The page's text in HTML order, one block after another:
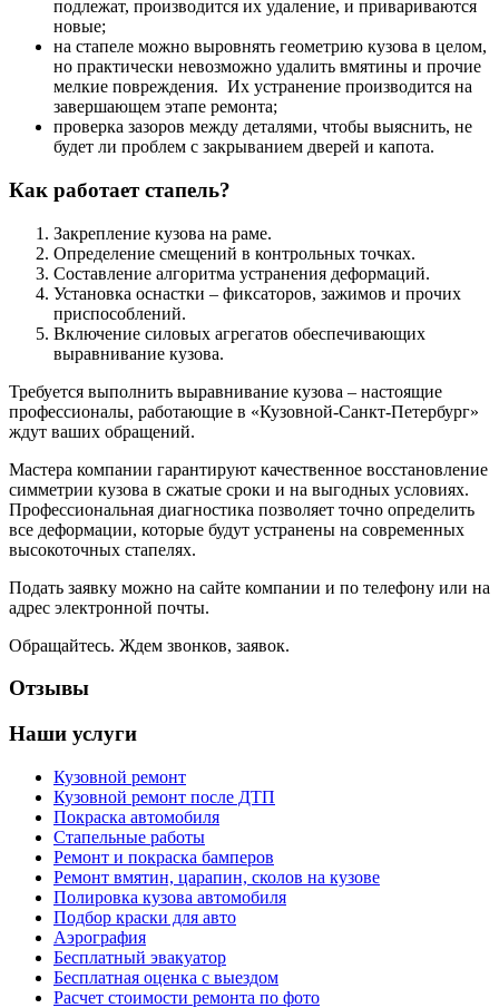
подлежат, производится их удаление, и привариваются
новые;
на стапеле можно выровнять геометрию кузова в целом,
но практически невозможно удалить вмятины и прочие
мелкие повреждения. Их устранение производится на
завершающем этапе ремонта;
проверка зазоров между деталями, чтобы выяснить, не
будет ли проблем с закрыванием дверей и капота.
Как работает стапель?
Закрепление кузова на раме.
Определение смещений в контрольных точках.
Составление алгоритма устранения деформаций.
Установка оснастки – фиксаторов, зажимов и прочих
приспособлений.
Включение силовых агрегатов обеспечивающих
выравнивание кузова.
Требуется выполнить выравнивание кузова – настоящие
профессионалы, работающие в «Кузовной-Санкт-Петербург»
ждут ваших обращений.
Мастера компании гарантируют качественное восстановление
симметрии кузова в сжатые сроки и на выгодных условиях.
Профессиональная диагностика позволяет точно определить
все деформации, которые будут устранены на современных
высокоточных стапелях.
Подать заявку можно на сайте компании и по телефону или на
адрес электронной почты.
Обращайтесь. Ждем звонков, заявок.
Отзывы
Наши услуги
Кузовной ремонт
Кузовной ремонт после ДТП
Покраска автомобиля
Стапельные работы
Ремонт и покраска бамперов
Ремонт вмятин, царапин, сколов на кузове
Полировка кузова автомобиля
Подбор краски для авто
Аэрография
Бесплатный эвакуатор
Бесплатная оценка с выездом
Расчет стоимости ремонта по фото